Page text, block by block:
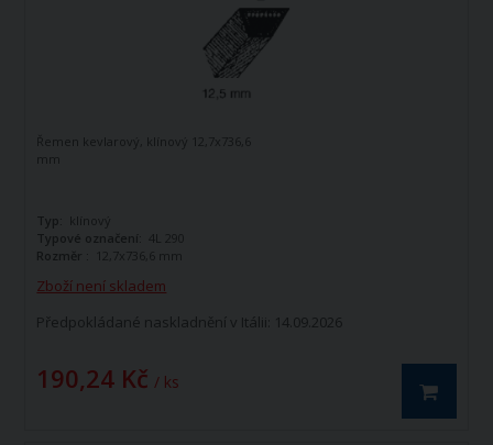
Zboží není skladem
Předpokládané naskladnění v Itálii: 14.09.2026
190,24 Kč / ks
Řemen kevlarový, klínový 12,7x736,6
mm
Typ: klínový
Typové označení:
4L 290
Rozměr :
12,7x736,6 mm